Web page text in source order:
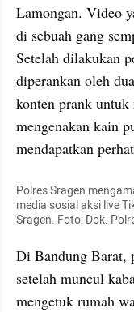
Lamongan. Video
di sebuah gang
Setelah dilakukan
diperankan oleh
konten prank untuk
mengenakan kain
mendapatkan
Polres Sragen
media sosial aksi live
Sragen. Foto: Dok.
Di Bandung Barat,
setelah muncul
mengetuk rumah